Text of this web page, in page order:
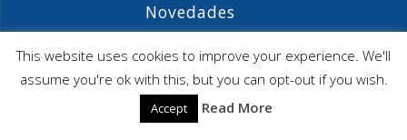
Novedades
Agenda ASIME-Ultimo trimestre 2026
ASIME celebrará en diciembre una nueva edición de
sus jornadas
This website uses cookies to improve your experience. We'll
assume you're ok with this, but you can opt-out if you wish.
Accept Read More